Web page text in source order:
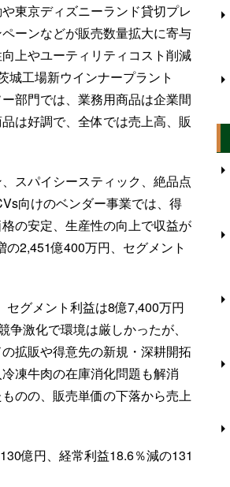
東京ディズニーランド貸切プレ
ーンなどが販売数量拡大に寄与
上やユーティリティコスト削減
城工場新ウインナープラント
部門では、業務用商品は企業間
は好調で、全体では売上高、販
スパイシースティック、絶品点
向けのベンダー事業では、得
の安定、生産性の向上で収益が
2,451億400万円、セグメント
グメント利益は8億7,400万円
激化で環境は厳しかったが、
拡販や得意先の新規・深耕開拓
凍牛肉の在庫消化問題も解消
のの、販売単価の下落から売上
億円、経常利益18.6％減の131